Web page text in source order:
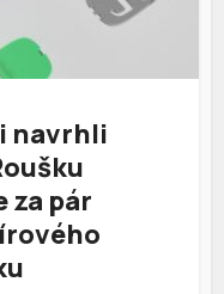
navrhli
za pár